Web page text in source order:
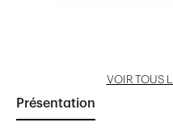
VOIR TOUS
Présentation